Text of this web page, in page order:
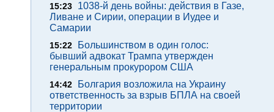
15:23
1038-й день войны: действия в Газе,
Ливане и Сирии, операции в Иудее и
Самарии
15:22
Большинством в один голос:
бывший адвокат Трампа утвержден
генеральным прокурором США
14:42
Болгария возложила на Украину
ответственность за взрыв БПЛА на своей
территории